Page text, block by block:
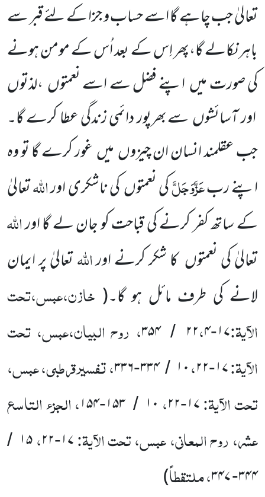
تعالیٰ جب چاہے گا اسے حساب و جزا کے لئے قبر سے
باہر نکالے گا،پھر اِس کے بعد اُسکےمومن ہونے
کی صورت میںاپنے فضل سے اسے نعمتوں ،لذتوں
اور آسائشوںسے بھرپور دائمی زندگی عطا کرے گا۔
جب عقلمند انسان ان چیزوںمیںغور کرے گا تو وہ
اپنے ربعَزَّوَجَلَّکی نعمتوںکی ناشکری اوراللّٰہتعالیٰ
کے ساتھ کفر کرنے کی قباحت کو جان لے گا اوراللّٰہ
تعالیٰ کی نعمتوں کا شکر کرنے اوراللّٰہتعالیٰ پر ایمان
لانے کی طرف مائل ہو گا۔( خازن،عبس،تحت
الآیۃ:۱۷- ۲۲،۴ /۳۵۴، روح البیان،عبس، تحت
الآیۃ:۱۷-۲۲،۱۰ /۳۳۴-۳۳۶، تفسیر قرطبی، عبس،
تحت الآیۃ:۱۷-۲۲، ۱۰ / ۱۵۳-۱۵۴، الجزء التاسع
عشر، روح المعانی، عبس، تحت الآیۃ:۱۷-۲۲،۱۵ /
۳۴۴-۳۴۷، ملتقطاً)